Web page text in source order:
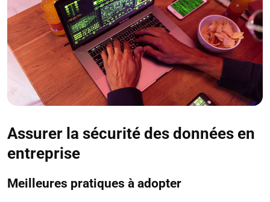
Assurer la sécurité des données en
entreprise
Meilleures pratiques à adopter